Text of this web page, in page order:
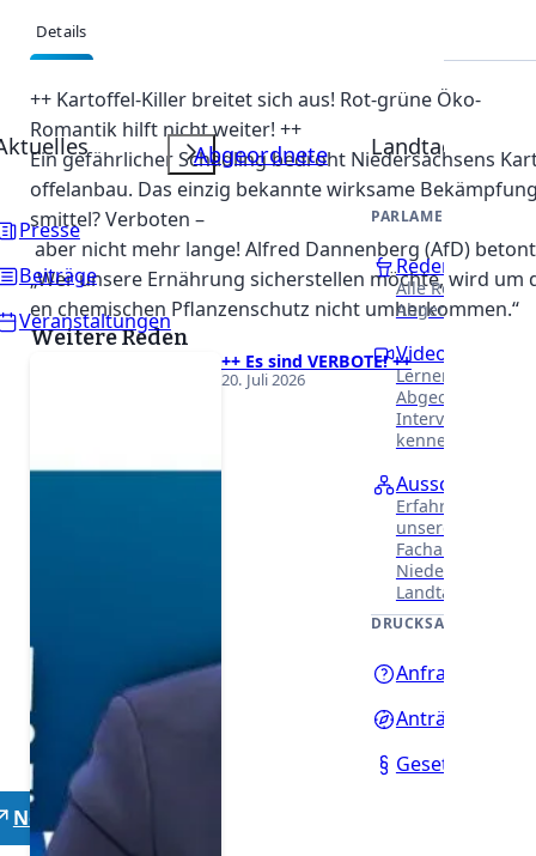
Presse
Beiträge
Veranstaltungen
Abgeordnete Landtag
Reden
Alle Reden
Abgeordneten.
Videothek
Lernen Sie
Abgeordneten in
Interviews näher
kennen.
Ausschüsse
Erfahren Sie
unsere Arbeit in
Landtages.
DRUCKSACHEN
Anfragen
Anträge
Neutrale Lehrer
Details
Beschreibung
++ Kartoffel-Killer breitet sich aus! Rot-grüne Öko-
Romantik hilft nicht weiter! ++
Ein gefährlicher Schädling bedroht Niedersachsens
offelanbau. Das einzig bekannte wirksame
smittel? Verboten –
aber nicht mehr lange! Alfred Dannenberg (AfD)
„Wer unsere Ernährung sicherstellen möchte, wird um
en chemischen Pflanzenschutz nicht umherkommen.“
Weitere Reden
++ Es sind VERBOTE! ++
20. Juli 2026